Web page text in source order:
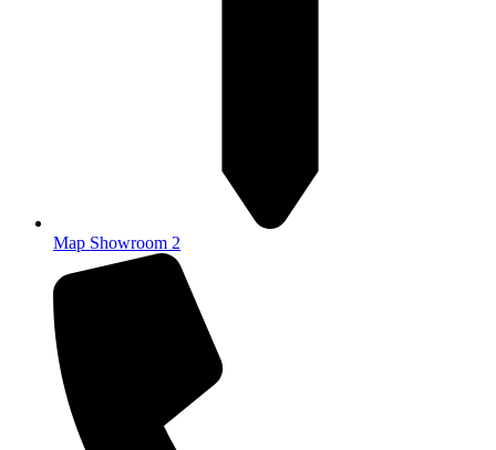
Map Showroom 2